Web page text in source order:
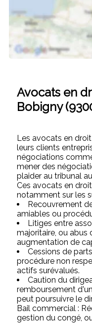
Avocats en
Bobigny
Les avocats en
leurs clients
négociations
mener des
plaider au tribunal
Ces avocats en
notamment sur les
Recouvrement
amiables ou
Litiges entre
majoritaire, ou abus
augmentation de
Cessions de
procédure non
actifs surévalués.
Caution du
remboursement
peut poursuivre le
Bail commercial :
gestion du congé,